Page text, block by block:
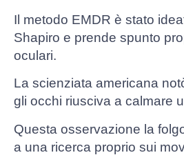
Il metodo EMDR è stato
Shapiro e prende spunto
oculari.
La scienziata americana
gli occhi riusciva a calmare
Questa osservazione la
a una ricerca proprio sui